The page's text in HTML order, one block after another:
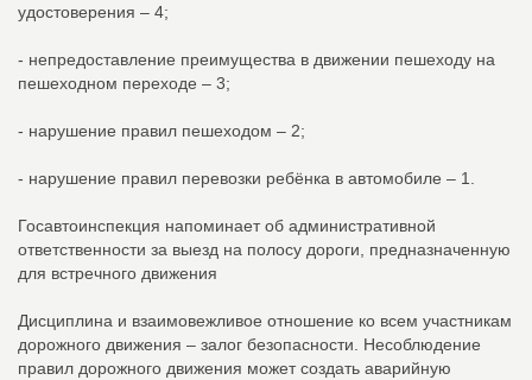
удостоверения – 4;
- непредоставление преимущества в движении пешеходу на
пешеходном переходе – 3;
- нарушение правил пешеходом – 2;
- нарушение правил перевозки ребёнка в автомобиле – 1.
Госавтоинспекция напоминает об административной
ответственности за выезд на полосу дороги, предназначенную
для встречного движения
Дисциплина и взаимовежливое отношение ко всем участникам
дорожного движения – залог безопасности. Несоблюдение
правил дорожного движения может создать аварийную